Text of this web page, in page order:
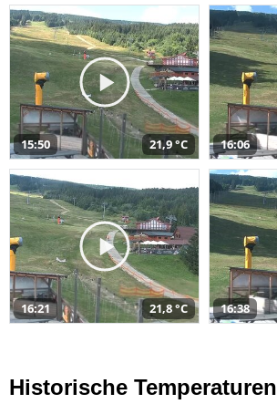
15:50 21,9 °C 16:06
16:21 21,8 °C 16:38
Historische Temperaturen